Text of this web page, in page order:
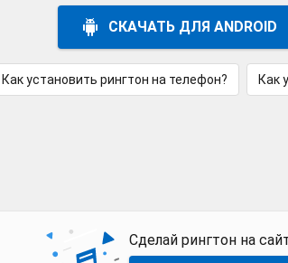
СКАЧАТЬ ДЛЯ ANDROID
Как установить рингтон на телефон? Как
Сделай рингтон на